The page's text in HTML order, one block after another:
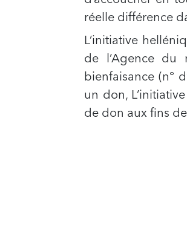
réelle différence
L’initiative
de l’Agence du
bienfaisance (n°
un don,
de don aux fins